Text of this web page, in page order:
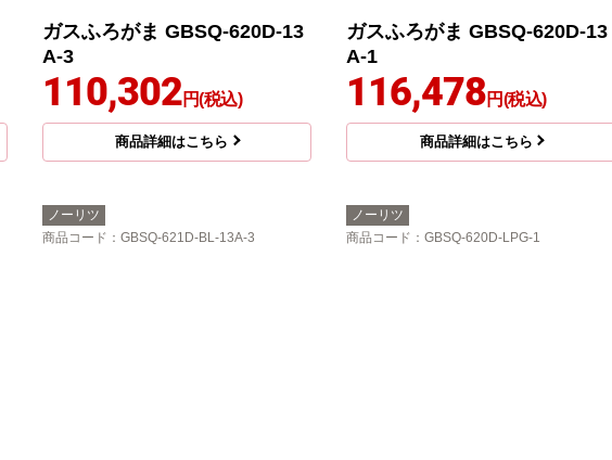
ガスふろがま GBSQ-620D-13
A-3
110,302円(税込)
商品詳細はこちら
ガスふろがま GBSQ-620D-13
A-1
116,478円(税込)
商品詳細はこちら
ノーリツ
商品コード ：GBSQ-621D-BL-13A-3
ノーリツ
商品コード ：GBSQ-620D-LPG-1